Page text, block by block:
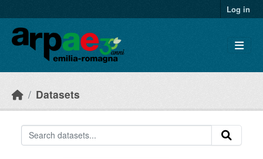
Log in
Datasets